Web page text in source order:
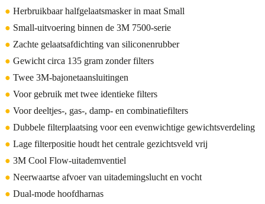
● Herbruikbaar halfgelaatsmasker in maat Small
● Small-uitvoering binnen de 3M 7500-serie
● Zachte gelaatsafdichting van siliconenrubber
● Gewicht circa 135 gram zonder filters
● Twee 3M-bajonetaansluitingen
● Voor gebruik met twee identieke filters
● Voor deeltjes-, gas-, damp- en combinatiefilters
● Dubbele filterplaatsing voor een evenwichtige gewichtsverdeling
● Lage filterpositie houdt het centrale gezichtsveld vrij
● 3M Cool Flow-uitademventiel
● Neerwaartse afvoer van uitademingslucht en vocht
● Dual-mode hoofdharnas